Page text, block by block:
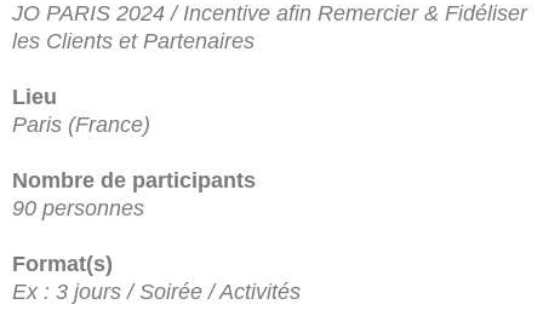
JO PARIS 2024 / Incentive afin Remercier & Fidéliser
les Clients et Partenaires
Lieu
Paris (France)
Nombre de participants
90 personnes
Format(s)
Ex : 3 jours / Soirée / Activités